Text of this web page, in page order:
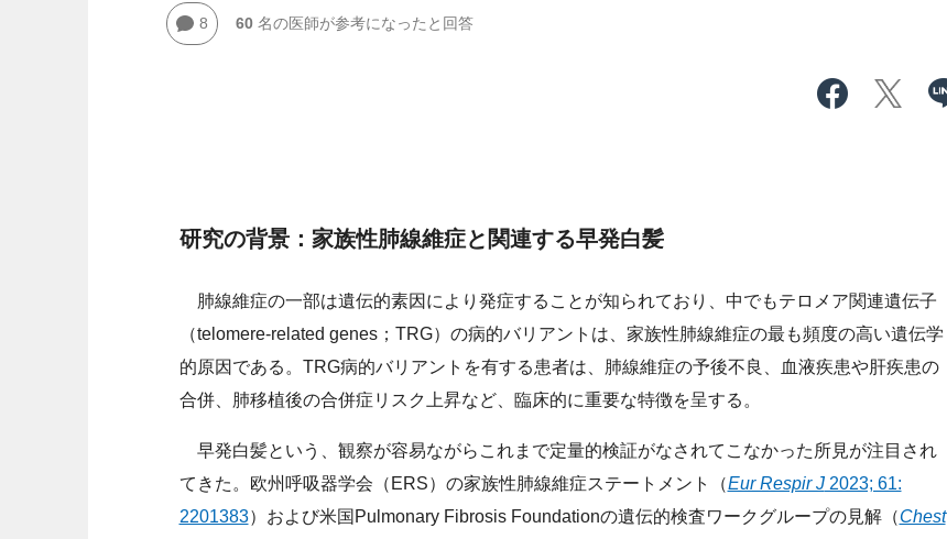
8 60名の医師が参考になったと回答
研究の背景：家族性肺線維症と関連する早発白髪
肺線維症の一部は遺伝的素因により発症することが知られており、中でもテロメア関連遺伝子
（telomere-related genes；TRG）の病的バリアントは、家族性肺線維症の最も頻度の高い遺伝学
的原因である。TRG病的バリアントを有する患者は、肺線維症の予後不良、血液疾患や肝疾患の
合併、肺移植後の合併症リスク上昇など、臨床的に重要な特徴を呈する。
早発白髪という、観察が容易ながらこれまで定量的検証がなされてこなかった所見が注目され
てきた。欧州呼吸器学会（ERS）の家族性肺線維症ステートメント（Eur Respir J2023; 61:
2201383）および米国Pulmonary Fibrosis Foundationの遺伝的検査ワークグループの見解（Chest